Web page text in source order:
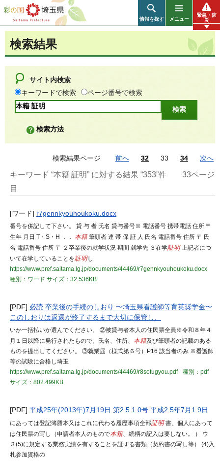
彩の国 埼玉県
情報を探す メニュー
緊急・防
災
検索結果
サイト内検索
キーワードで検索
ページ番号で検索
検索方法
検索結果ページ 前へ 32 33 34 次へ
キーワード “本籍 証明” に対する結果 “353”件
33ページ
目
[ワード] r7gennkyouhoukoku.docx
番号を併記して下さい。 貸 与 者 氏名 貸与番号※ 電話番号 携帯電話 住所 〒
生年 月日 T・S・H ．． 本籍筆頭者 連 帯 保 証 人 氏名 電話番号 住所 〒 氏
名 電話番号 住所 〒 ２卒業後の就学状況 期間 就学先 ３在学証明上記者につ
いて在学していることを証明し
https://www.pref.saitama.lg.jp/documents/44469/r7gennkyouhoukoku.docx
種別：ワード サイズ：32.536KB
[PDF] 必読 卒業後の手続のしおり 〜埼玉県看護師等育英奨学金〜
このしおりは返還が終了するまで大切に保管し、
いか一括払いか選んでください。 ②被貸与者本人の住民票全員※令和８年４
月１日以降に発行されたもので、氏名、住所、 本籍及び筆頭者の記載のある
ものを提出してください。 ③就業届（様式第６号）P16 該当者のみ ※看護師
等の試験に合格し埼玉
https://www.pref.saitama.lg.jp/documents/44469/r8sotugyou.pdf
種別：pdf
サイズ：802.499KB
[PDF] 平成25年(2013年)7月19日 第2 5 1 0号 平成2 5年7月1 9日
にあっては登記簿謄本又はこれに代わる履歴事項全部証明書、個人にあって
は住民票の写し（申請者本人のもので本籍、続柄の記入は要しない。 ） ウ
３(5)に規定する業務実績を有することを証する書類（契約書の写し等） (4)入
札参加資格の